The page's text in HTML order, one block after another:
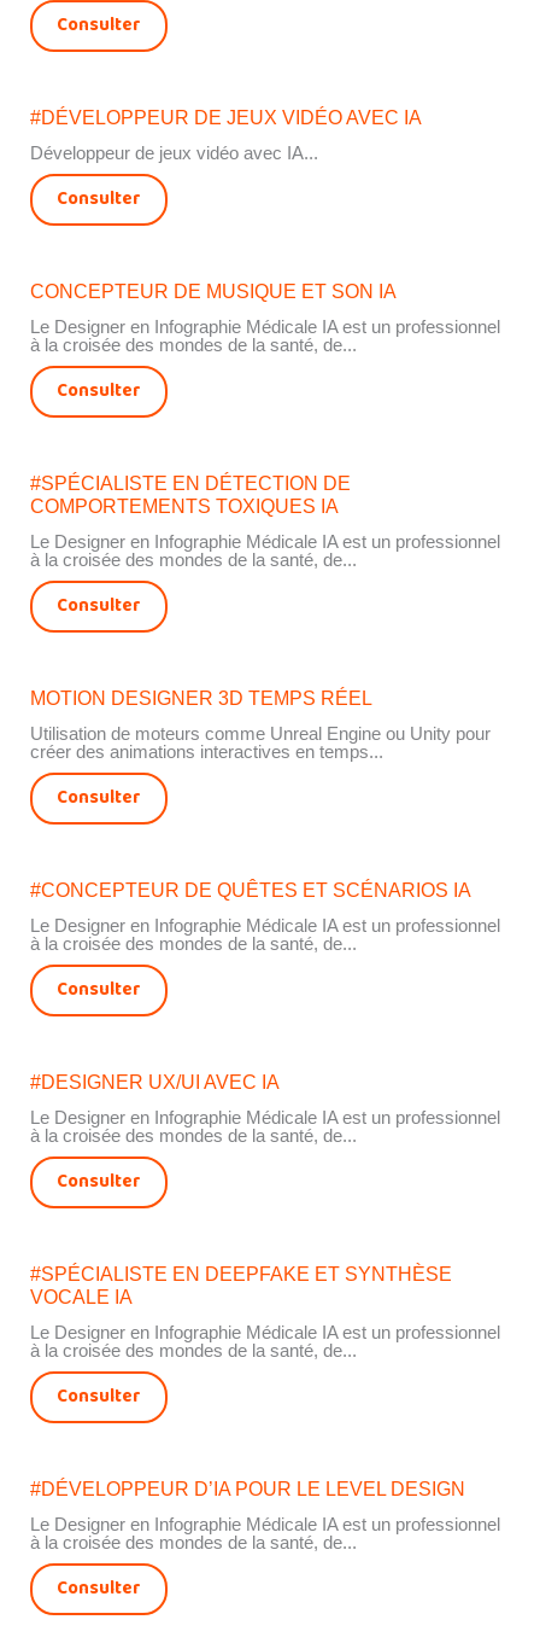
Consulter
#DÉVELOPPEUR DE JEUX VIDÉO AVEC IA
Développeur de jeux vidéo avec IA...
Consulter
CONCEPTEUR DE MUSIQUE ET SON IA
Le Designer en Infographie Médicale IA est un professionnel
à la croisée des mondes de la santé, de...
Consulter
#SPÉCIALISTE EN DÉTECTION DE
COMPORTEMENTS TOXIQUES IA
Le Designer en Infographie Médicale IA est un professionnel
à la croisée des mondes de la santé, de...
Consulter
MOTION DESIGNER 3D TEMPS RÉEL
Utilisation de moteurs comme Unreal Engine ou Unity pour
créer des animations interactives en temps...
Consulter
#CONCEPTEUR DE QUÊTES ET SCÉNARIOS IA
Le Designer en Infographie Médicale IA est un professionnel
à la croisée des mondes de la santé, de...
Consulter
#DESIGNER UX/UI AVEC IA
Le Designer en Infographie Médicale IA est un professionnel
à la croisée des mondes de la santé, de...
Consulter
#SPÉCIALISTE EN DEEPFAKE ET SYNTHÈSE
VOCALE IA
Le Designer en Infographie Médicale IA est un professionnel
à la croisée des mondes de la santé, de...
Consulter
#DÉVELOPPEUR D’IA POUR LE LEVEL DESIGN
Le Designer en Infographie Médicale IA est un professionnel
à la croisée des mondes de la santé, de...
Consulter